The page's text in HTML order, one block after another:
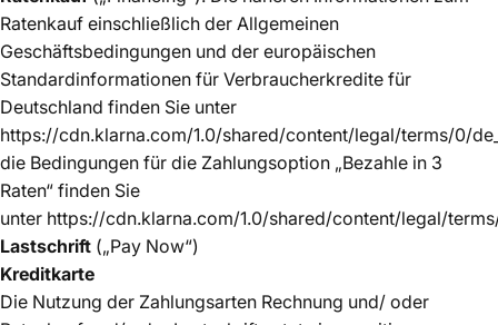
Ratenkauf einschließlich der Allgemeinen
Geschäftsbedingungen und der europäischen
Standardinformationen für Verbraucherkredite für
Deutschland finden Sie unter
https://cdn.klarna.com/1.0/shared/content/legal/terms/0/
die Bedingungen für die Zahlungsoption „Bezahle in 3
Raten“ finden Sie
unter https://cdn.klarna.com/1.0/shared/content/legal/
Lastschrift („Pay Now“)
Kreditkarte
Die Nutzung der Zahlungsarten Rechnung und/ oder